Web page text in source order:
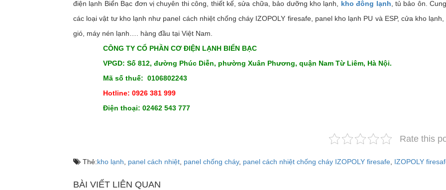
điện lạnh Biển Bạc đơn vị chuyên thi công, thiết kế, sửa chữa, bảo dưỡng kho lạnh, kho đông lạnh , tủ bảo ôn.
các loại vật tư kho lạnh như panel cách nhiệt chống cháy IZOPOLY firesafe, panel kho lạnh PU và ESP, cửa kho lạnh,
gió, máy nén lạnh…. hàng đầu tại Việt Nam.
CÔNG TY CỔ PHẦN CƠ ĐIỆN LẠNH BIỂN BẠC
VPGD: Số 812, đường Phúc Diễn, phường Xuân Phương, quận Nam Từ Liêm, Hà Nội.
Mã số thuế: 0106802243
Hotline: 0926 381 999
Điện thoại: 02462 543 777
Rate this
Thẻ:kho lạnh panel cách nhiệt panel chống cháy, panel cách nhiệt chống cháy IZOPOLY firesafe IZOPOLY
BÀI VIẾT LIÊN QUAN